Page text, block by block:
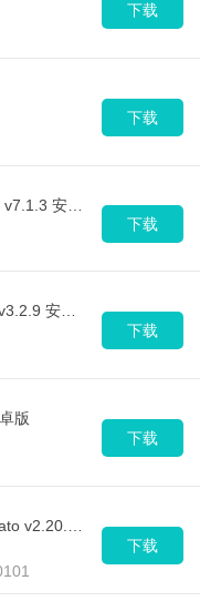
下载
下载
下载
下载
版
下载
下载